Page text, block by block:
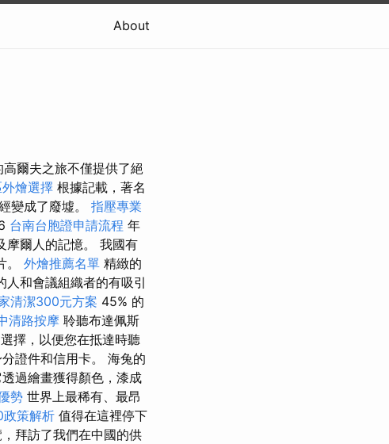
About
爾夫之旅不僅提供了絕
燴選擇 根據記載，著名
成了廢墟。 指壓專業
台南台胞證申請流程 年
摩爾人的記憶。 我國有
。 外燴推薦名單 精緻的
和會議組織者的有吸引
清潔300元方案 45% 的
清路按摩 聆聽布達佩斯
擇，以便您在抵達時聽
證件和信用卡。 海兔的
過繪畫獲得顏色，漆成
勢 世界上最稀有、最昂
策解析 值得在這裡停下
拜訪了我們在中國的供